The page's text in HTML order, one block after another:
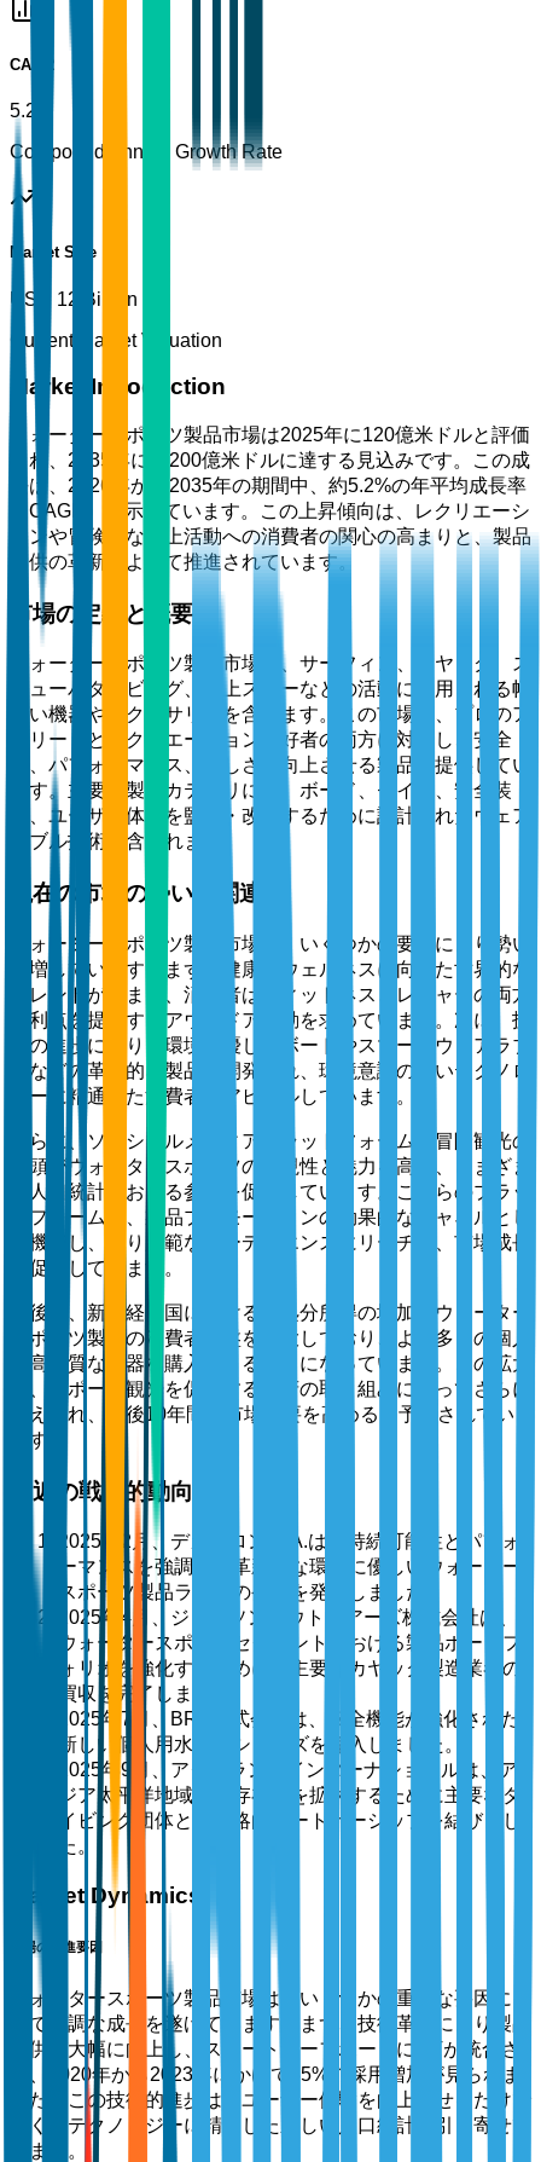
CAGR
5.2%
Compound Annual Growth Rate
Market Size
USD 12 Billion
Current Market Valuation
Market Introduction
ウォータースポーツ製品市場は2025年に120億米ドルと評価
され、2035年には200億米ドルに達する見込みです。この成
長は、2026年から2035年の期間中、約5.2%の年平均成長率
（CAGR）を示しています。この上昇傾向は、レクリエーシ
ョンや冒険的な水上活動への消費者の関心の高まりと、製品
提供の革新によって推進されています。
市場の定義と概要
ウォータースポーツ製品市場は、サーフィン、カヤック、ス
キューバダイビング、水上スキーなどの活動に使用される幅
広い機器やアクセサリーを含みます。この市場は、プロのア
スリートとレクリエーション愛好者の両方に対応し、安全
性、パフォーマンス、楽しさを向上させる製品を提供してい
ます。主要な製品カテゴリには、ボード、セイル、安全装
備、ユーザー体験を監視・改善するために設計されたウェア
ラブル技術が含まれます。
現在の市場の勢いと関連性
ウォータースポーツ製品市場は、いくつかの要因により勢い
を増しています。まず、健康とウェルネスに向けた世界的な
トレンドが高まり、消費者はフィットネスとレジャーの両方
の利点を提供するアウトドア活動を求めています。次に、技
術の進歩により、環境に優しいボードやスマートウェアラブ
ルなどの革新的な製品が開発され、環境意識の高いテクノロ
ジーに精通した消費者にアピールしています。
さらに、ソーシャルメディアプラットフォームや冒険観光の
台頭がウォータースポーツの可視性と魅力を高め、さまざま
な人口統計における参加を促進しています。これらのプラッ
トフォームは、製品プロモーションの効果的なチャネルとし
て機能し、より広範なオーディエンスにリーチし、市場成長
を促進しています。
最後に、新興経済国における可処分所得の増加がウォーター
スポーツ製品の消費者基盤を拡大しており、より多くの個人
が高品質な機器を購入できるようになっています。この拡大
は、スポーツ観光を促進する政府の取り組みによってさらに
支えられ、今後10年間で市場需要を高めると予想されてい
ます。
最近の戦略的動向
2025年2月、デカトロン S.A.は、持続可能性とパフォ
ーマンスを強調した革新的な環境に優しいウォーター
スポーツ製品ラインの発売を発表しました。
2025年4月、ジョンソンアウトドアーズ株式会社は、
ウォータースポーツセグメントにおける製品ポートフ
ォリオを強化するために、主要なカヤック製造業者の
買収を完了しました。
2025年7月、BRP株式会社は、安全機能が強化された
新しい個人用水上艇シリーズを導入しました。
2025年9月、アクアラングインターナショナルは、ア
ジア太平洋地域での存在感を拡大するために主要なダ
イビング団体との戦略的パートナーシップを結びまし
た。
Market Dynamics
市場の推進要因
ウォータースポーツ製品市場は、いくつかの重要な要因によ
って堅調な成長を遂げています。まず、技術革新により製品
提供が大幅に向上し、スマートサーフボードにIoTが統合さ
れ、2020年から2023年にかけて35%の採用増加が見られま
した。この技術的進歩は、ユーザー体験を向上させるだけで
なく、テクノロジーに精通した新しい人口統計を引き寄せて
います。